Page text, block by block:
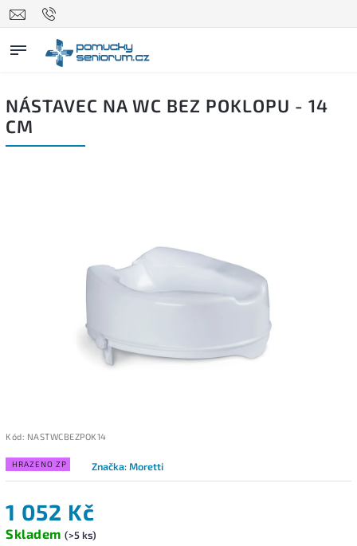
NÁSTAVEC NA WC BEZ POKLOPU - 14
CM
Kód: NASTWCBEZPOK14
HRAZENO ZP Značka:Moretti
1 052 Kč
Skladem (>5 ks)